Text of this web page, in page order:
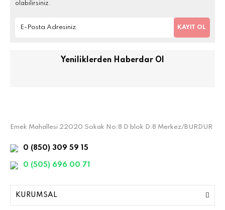
olabilirsiniz.
KAYIT OL
Yeniliklerden Haberdar Ol
Emek Mahallesi 22020 Sokak No:8 D blok D:8 Merkez/BURDUR
0 (850) 309 59 15
0 (505) 696 00 71
KURUMSAL